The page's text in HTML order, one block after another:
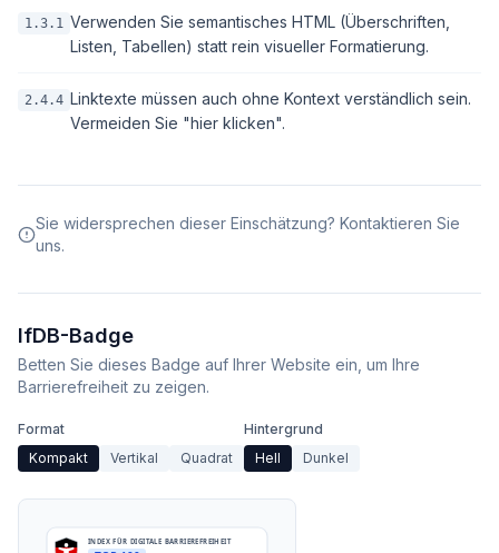
1.3.1 Verwenden Sie semantisches HTML (Überschriften,
Listen, Tabellen) statt rein visueller Formatierung.
2.4.4 Linktexte müssen auch ohne Kontext verständlich sein.
Vermeiden Sie "hier klicken".
Sie widersprechen dieser Einschätzung? Kontaktieren Sie
uns.
IfDB-Badge
Betten Sie dieses Badge auf Ihrer Website ein, um Ihre
Barrierefreiheit zu zeigen.
Format
Kompakt
Vertikal Quadrat
Hintergrund
Hell
Dunkel
INDEX FÜR DIGITALE BARRIEREFREIHEIT